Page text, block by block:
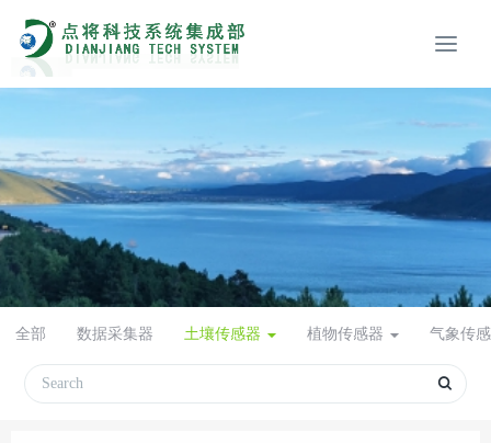
全部 数据采集器 土壤传感器 植物传感器 气象传